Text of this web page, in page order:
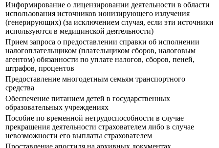
Информирование о лицензировании деятельности в области
использования источников ионизирующего излучения
(генерирующих) (за исключением случая, если эти источники
используются в медицинской деятельности)
Прием запроса о предоставлении справки об исполнении
налогоплательщиком (плательщиком сборов, налоговым
агентом) обязанности по уплате налогов, сборов, пеней,
штрафов, процентов
Предоставление многодетным семьям транспортного
средства
Обеспечение питанием детей в государственных
образовательных учреждениях
Пособие по временной нетрудоспособности в случае
прекращения деятельности страхователем либо в случае
невозможности его выплаты страхователем
Проставление апостиля на архивных документах